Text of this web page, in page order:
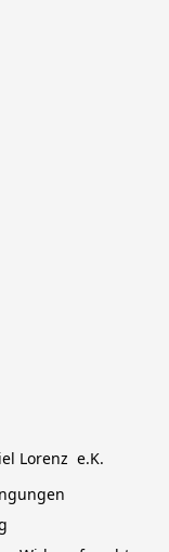
Lorenz  e.K.